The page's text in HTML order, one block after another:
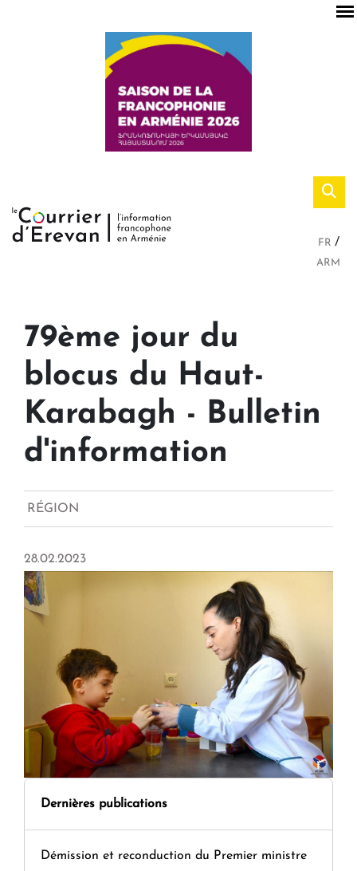
FR
ARM
79ème jour du
blocus du Haut-
Karabagh - Bulletin
d'information
RÉGION
28.02.2023
Dernières publications
Démission et reconduction du Premier ministre